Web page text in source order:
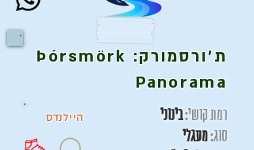
ת'ורסמורק: Þórsmörk
Panorama
רמת קושי:בינוני
סוג:מעגלי
היילנדס